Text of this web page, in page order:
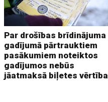
Par drošības brīdinājuma
gadījumā pārtrauktiem
pasākumiem noteiktos
gadījumos nebūs
jāatmaksā biļetes vērtība